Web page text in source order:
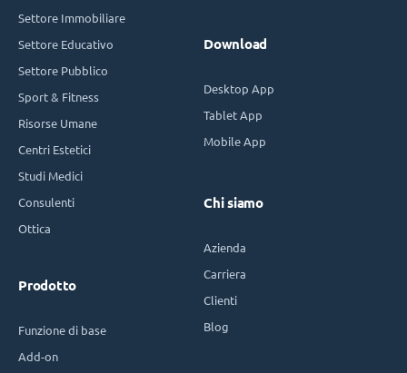
Settore Immobiliare
Settore Educativo
Settore Pubblico
Sport & Fitness
Risorse Umane
Centri Estetici
Studi Medici
Consulenti
Ottica
Prodotto
Funzione di base
Add-on
Download
Desktop App
Tablet App
Mobile App
Chi siamo
Azienda
Carriera
Clienti
Blog